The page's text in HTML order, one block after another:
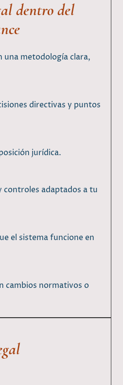
dentro del
una metodología clara,
directivas y puntos
jurídica.
controles adaptados a tu
el sistema funcione en
cambios normativos o